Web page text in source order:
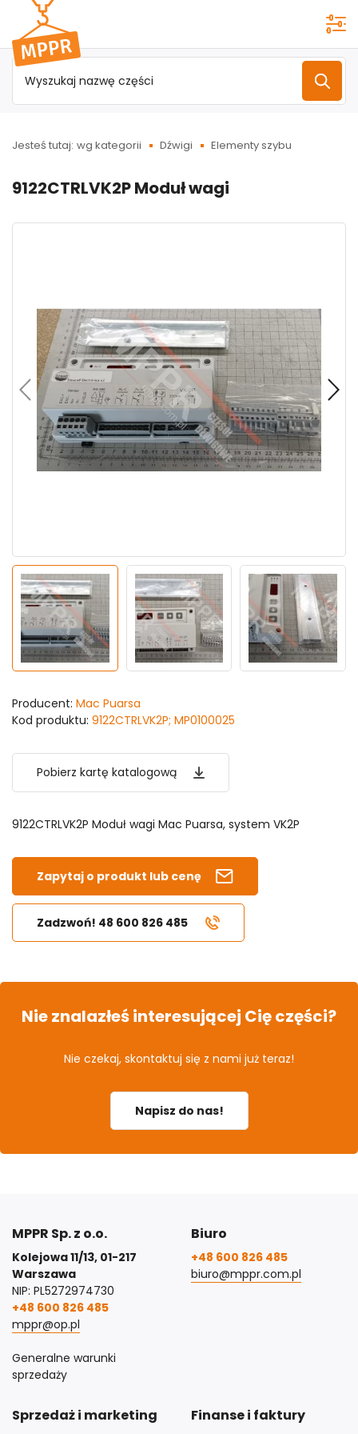
Przejdź do
menu
głównego
Jesteś tutaj: wg kategorii Dźwigi Elementy szybu
9122CTRLVK2P Moduł wagi
Producent: Mac Puarsa
Kod produktu: 9122CTRLVK2P; MP0100025
Pobierz kartę katalogową
9122CTRLVK2P Moduł wagi Mac Puarsa, system VK2P
Zapytaj o produkt lub cenę
Zadzwoń! 48 600 826 485
Nie znalazłeś interesującej Cię części?
Nie czekaj, skontaktuj się z nami już teraz!
Napisz do nas!
MPPR Sp. z o.o.
Kolejowa 11/13, 01-217
Warszawa
NIP: PL5272974730
+48 600 826 485
mppr@op.pl
Generalne warunki
sprzedaży
Biuro
+48 600 826 485
biuro@mppr.com.pl
Sprzedaż i marketing Finanse i faktury